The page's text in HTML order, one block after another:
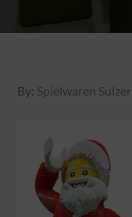
By: Spielwaren Sulzer